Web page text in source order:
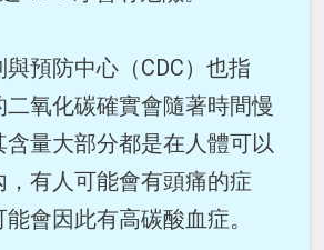
預防中心（CDC）也指
二氧化碳確實會隨著時間慢
量大部分都是在人體可以
，有人可能會有頭痛的症
會因此有高碳酸血症。